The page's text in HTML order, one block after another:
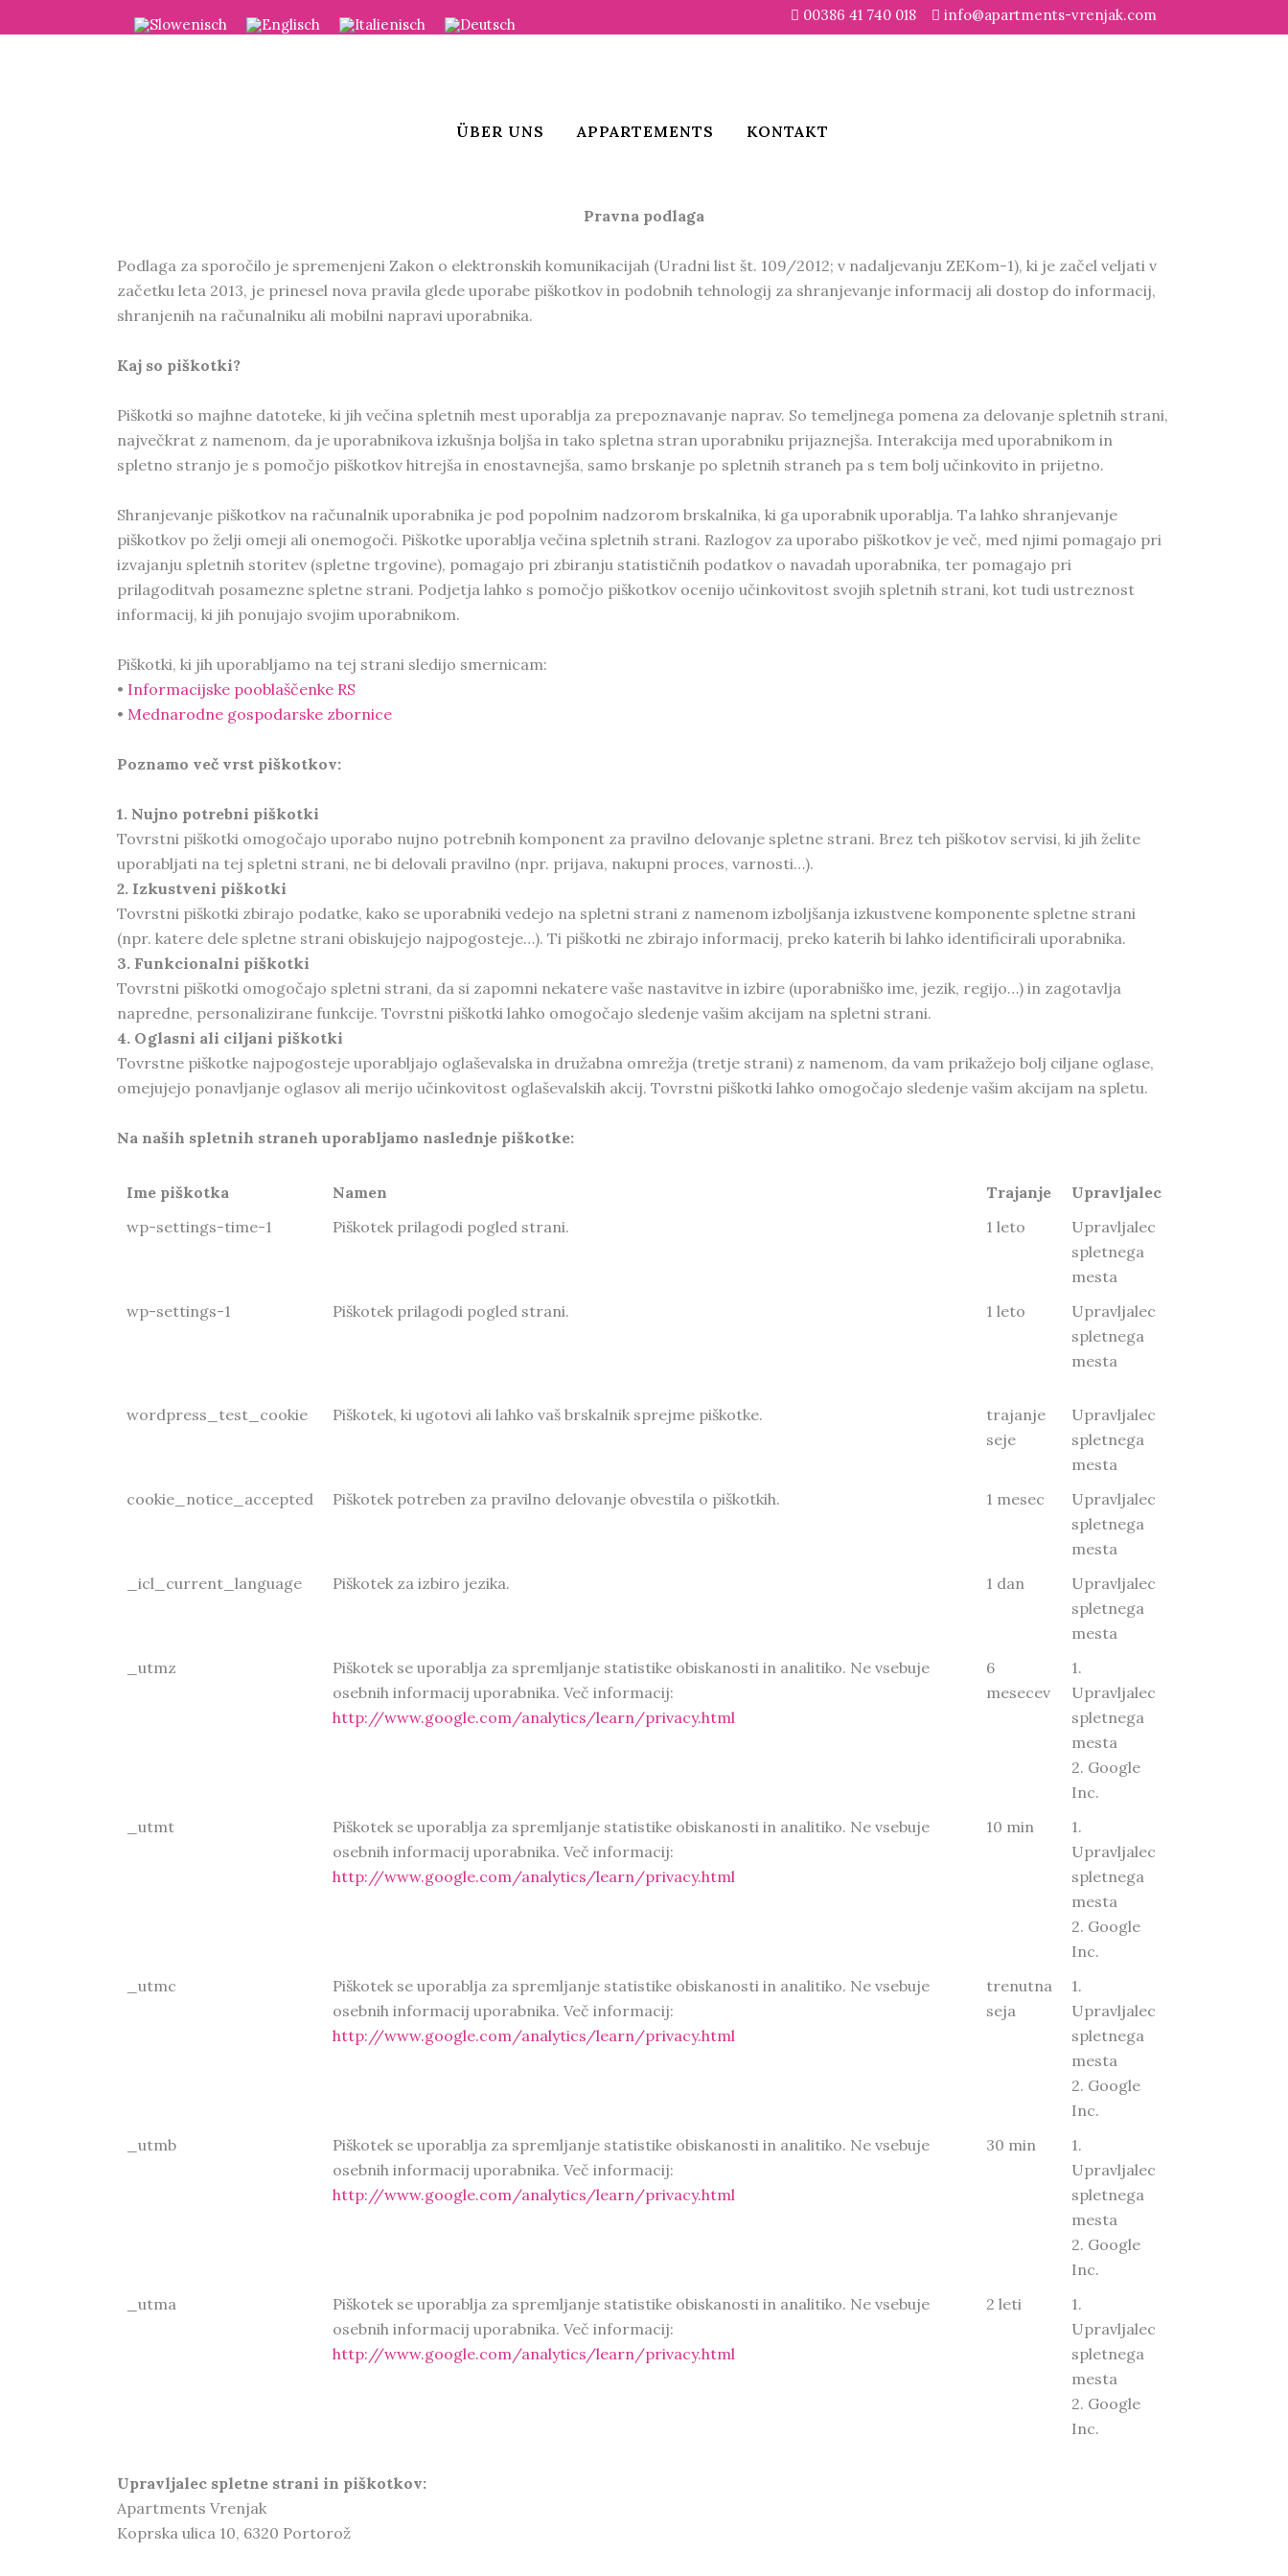
00386 41 740 018 info@apartments-vrenjak.com
ÜBER UNS APPARTEMENTS KONTAKT
Pravna podlaga
Podlaga za sporočilo je spremenjeni Zakon o elektronskih komunikacijah (Uradni list št. 109/2012; v nadaljevanju ZEKom-1), ki je začel veljati v
začetku leta 2013, je prinesel nova pravila glede uporabe piškotkov in podobnih tehnologij za shranjevanje informacij ali dostop do informacij,
shranjenih na računalniku ali mobilni napravi uporabnika.
Kaj so piškotki?
Piškotki so majhne datoteke, ki jih večina spletnih mest uporablja za prepoznavanje naprav. So temeljnega pomena za delovanje spletnih strani,
največkrat z namenom, da je uporabnikova izkušnja boljša in tako spletna stran uporabniku prijaznejša. Interakcija med uporabnikom in
spletno stranjo je s pomočjo piškotkov hitrejša in enostavnejša, samo brskanje po spletnih straneh pa s tem bolj učinkovito in prijetno.
Shranjevanje piškotkov na računalnik uporabnika je pod popolnim nadzorom brskalnika, ki ga uporabnik uporablja. Ta lahko shranjevanje
piškotkov po želji omeji ali onemogoči. Piškotke uporablja večina spletnih strani. Razlogov za uporabo piškotkov je več, med njimi pomagajo pri
izvajanju spletnih storitev (spletne trgovine), pomagajo pri zbiranju statističnih podatkov o navadah uporabnika, ter pomagajo pri
prilagoditvah posamezne spletne strani. Podjetja lahko s pomočjo piškotkov ocenijo učinkovitost svojih spletnih strani, kot tudi ustreznost
informacij, ki jih ponujajo svojim uporabnikom.
Piškotki, ki jih uporabljamo na tej strani sledijo smernicam:
• Informacijske pooblaščenke RS
• Mednarodne gospodarske zbornice
Poznamo več vrst piškotkov:
1. Nujno potrebni piškotki
Tovrstni piškotki omogočajo uporabo nujno potrebnih komponent za pravilno delovanje spletne strani. Brez teh piškotov servisi, ki jih želite
uporabljati na tej spletni strani, ne bi delovali pravilno (npr. prijava, nakupni proces, varnosti…).
2. Izkustveni piškotki
Tovrstni piškotki zbirajo podatke, kako se uporabniki vedejo na spletni strani z namenom izboljšanja izkustvene komponente spletne strani
(npr. katere dele spletne strani obiskujejo najpogosteje…). Ti piškotki ne zbirajo informacij, preko katerih bi lahko identificirali uporabnika.
3. Funkcionalni piškotki
Tovrstni piškotki omogočajo spletni strani, da si zapomni nekatere vaše nastavitve in izbire (uporabniško ime, jezik, regijo…) in zagotavlja
napredne, personalizirane funkcije. Tovrstni piškotki lahko omogočajo sledenje vašim akcijam na spletni strani.
4. Oglasni ali ciljani piškotki
Tovrstne piškotke najpogosteje uporabljajo oglaševalska in družabna omrežja (tretje strani) z namenom, da vam prikažejo bolj ciljane oglase,
omejujejo ponavljanje oglasov ali merijo učinkovitost oglaševalskih akcij. Tovrstni piškotki lahko omogočajo sledenje vašim akcijam na spletu.
Na naših spletnih straneh uporabljamo naslednje piškotke:
Ime piškotka Namen Trajanje
Upravljalec
wp-settings-time-1
Piškotek prilagodi pogled strani. 1 leto
Upravljalec
spletnega
mesta
wp-settings-1
Piškotek prilagodi pogled strani. 1 leto
Upravljalec
spletnega
mesta
wordpress_test_cookie Piškotek, ki ugotovi ali lahko vaš brskalnik sprejme piškotke.
trajanje
seje
Upravljalec
spletnega
mesta
cookie_notice_accepted
Piškotek potreben za pravilno delovanje obvestila o piškotkih. 1 mesec
Upravljalec
spletnega
mesta
_icl_current_language
Piškotek za izbiro jezika. 1 dan
Upravljalec
spletnega
mesta
_utmz
Piškotek se uporablja za spremljanje statistike obiskanosti in analitiko. Ne vsebuje
osebnih informacij uporabnika. Več informacij:
http://www.google.com/analytics/learn/privacy.html
6
mesecev
1.
Upravljalec
spletnega
mesta
2. Google
Inc.
_utmt
Piškotek se uporablja za spremljanje statistike obiskanosti in analitiko. Ne vsebuje
osebnih informacij uporabnika. Več informacij:
http://www.google.com/analytics/learn/privacy.html
10 min
1.
Upravljalec
spletnega
mesta
2. Google
Inc.
_utmc
Piškotek se uporablja za spremljanje statistike obiskanosti in analitiko. Ne vsebuje
osebnih informacij uporabnika. Več informacij:
http://www.google.com/analytics/learn/privacy.html
trenutna
seja
1.
Upravljalec
spletnega
mesta
2. Google
Inc.
_utmb
Piškotek se uporablja za spremljanje statistike obiskanosti in analitiko. Ne vsebuje
osebnih informacij uporabnika. Več informacij:
http://www.google.com/analytics/learn/privacy.html
30 min
1.
Upravljalec
spletnega
mesta
2. Google
Inc.
_utma
Piškotek se uporablja za spremljanje statistike obiskanosti in analitiko. Ne vsebuje
osebnih informacij uporabnika. Več informacij:
http://www.google.com/analytics/learn/privacy.html
2 leti
1.
Upravljalec
spletnega
mesta
2. Google
Inc.
Upravljalec spletne strani in piškotkov:
Apartments Vrenjak
Koprska ulica 10, 6320 Portorož